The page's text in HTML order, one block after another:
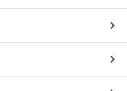
смужка, зірочки,